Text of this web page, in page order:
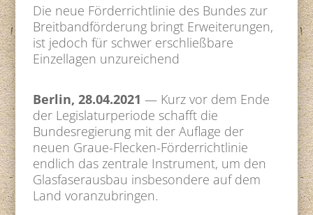
Die neue Förderrichtlinie des Bundes zur
Breitbandförderung bringt Erweiterungen,
ist jedoch für schwer erschließbare
Einzellagen unzureichend
Berlin, 28.04.2021 — Kurz vor dem Ende
der Legislaturperiode schafft die
Bundesregierung mit der Auflage der
neuen Graue-Flecken-Förderrichtlinie
endlich das zentrale Instrument, um den
Glasfaserausbau insbesondere auf dem
Land voranzubringen.